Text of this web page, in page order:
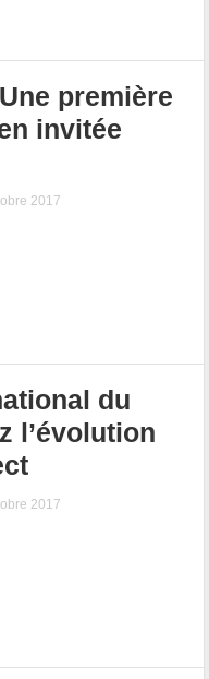
première
invitée
2017
du
l’évolution
2017